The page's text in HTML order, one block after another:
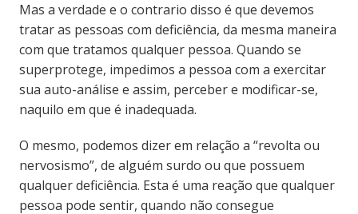
Mas a verdade e o contrario disso é que devemos
tratar as pessoas com deficiência, da mesma maneira
com que tratamos qualquer pessoa. Quando se
superprotege, impedimos a pessoa com a exercitar
sua auto-análise e assim, perceber e modificar-se,
naquilo em que é inadequada.
O mesmo, podemos dizer em relação a “revolta ou
nervosismo”, de alguém surdo ou que possuem
qualquer deficiência. Esta é uma reação que qualquer
pessoa pode sentir, quando não consegue